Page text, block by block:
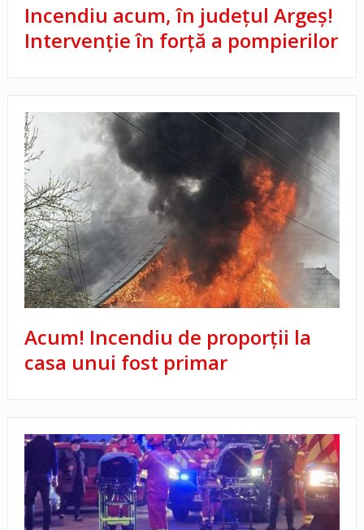
Incendiu acum, în județul Argeș!
Intervenție în forță a pompierilor
Acum! Incendiu de proporții la
casa unui fost primar